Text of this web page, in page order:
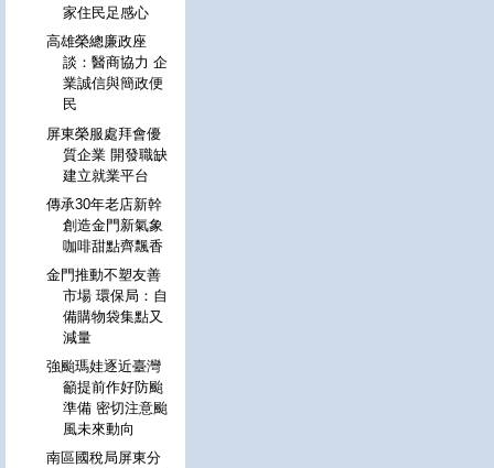
家住民足感心
高雄榮總廉政座
談：醫商協力 企
業誠信與簡政便
民
屏東榮服處拜會優
質企業 開發職缺
建立就業平台
傳承30年老店新幹
創造金門新氣象
咖啡甜點齊飄香
金門推動不塑友善
市場 環保局：自
備購物袋集點又
減量
強颱瑪娃逐近臺灣
籲提前作好防颱
準備 密切注意颱
風未來動向
南區國稅局屏東分